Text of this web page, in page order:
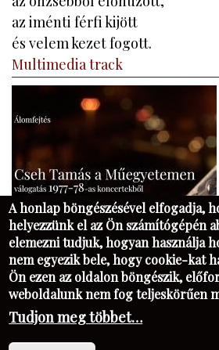
az iménti férfi kijött
és velem kezet fogott.
Multimedia track
KAPCSOLAT
KATALÓGUSKERESŐ - OPAC
A honlap böngészésével elfogadja,
helyezzünk el az Ön számítógépén
elemezni tudjuk, hogyan használja
nem egyezik bele, hogy cookie-kat
Ön ezen az oldalon böngészik,
weboldalunk nem fog teljeskörűen
Tudjon meg többet…